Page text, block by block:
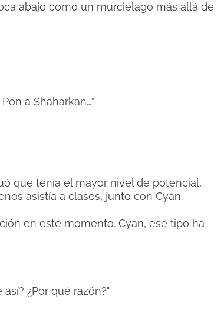
abajo como un murciélago más allá de
a Shaharkan…”
que tenía el mayor nivel de potencial,
asistía a clases, junto con Cyan.
en este momento. Cyan, ese tipo ha
¿Por qué razón?"